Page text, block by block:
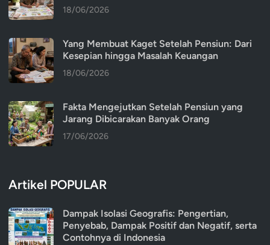
18/06/2026
Yang Membuat Kaget Setelah Pensiun: Dari
Kesepian hingga Masalah Keuangan
18/06/2026
Fakta Mengejutkan Setelah Pensiun yang
Jarang Dibicarakan Banyak Orang
17/06/2026
Artikel POPULAR
Dampak Isolasi Geografis: Pengertian,
Penyebab, Dampak Positif dan Negatif, serta
Contohnya di Indonesia